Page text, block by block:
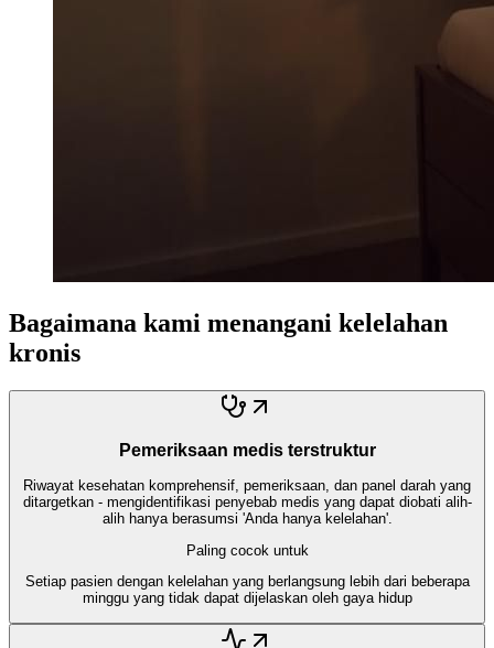
Bagaimana kami menangani kelelahan
kronis
Pemeriksaan medis terstruktur
Riwayat kesehatan komprehensif, pemeriksaan, dan panel darah yang
ditargetkan - mengidentifikasi penyebab medis yang dapat diobati alih-
alih hanya berasumsi 'Anda hanya kelelahan'.
Paling cocok untuk
Setiap pasien dengan kelelahan yang berlangsung lebih dari beberapa
minggu yang tidak dapat dijelaskan oleh gaya hidup